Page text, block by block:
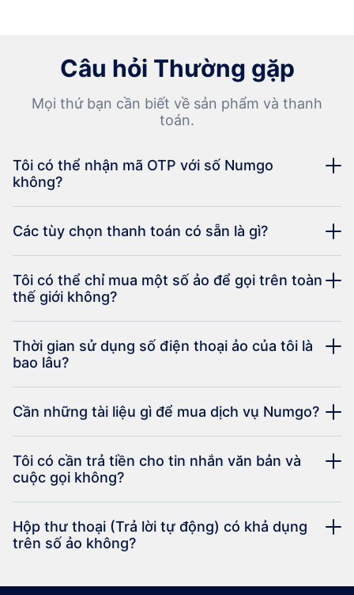
Câu hỏi Thường gặp
Mọi thứ bạn cần biết về sản phẩm và thanh
toán.
Tôi có thể nhận mã OTP với số Numgo
không?
Các tùy chọn thanh toán có sẵn là gì?
Tôi có thể chỉ mua một số ảo để gọi trên toàn
thế giới không?
Thời gian sử dụng số điện thoại ảo của tôi là
bao lâu?
Cần những tài liệu gì để mua dịch vụ Numgo?
Tôi có cần trả tiền cho tin nhắn văn bản và
cuộc gọi không?
Hộp thư thoại (Trả lời tự động) có khả dụng
trên số ảo không?